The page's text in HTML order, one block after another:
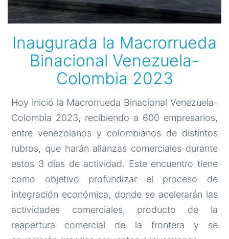
Inaugurada la Macrorrueda
Binacional Venezuela-
Colombia 2023
Hoy inició la Macrorrueda Binacional Venezuela-
Colombia 2023, recibiendo a 600 empresarios,
entre venezolanos y colombianos de distintos
rubros, que harán alianzas comerciales durante
estos 3 días de actividad. Este encuentro tiene
como objetivo profundizar el proceso de
integración económica, donde se acelerarán las
actividades comerciales, producto de la
reapertura comercial de la frontera y se